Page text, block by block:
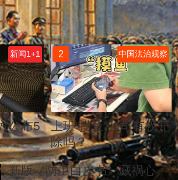
新闻1+1
公布5
2 中国法治观察
上班“摸鱼”公司有权开
除吗？
新版《防卫白皮书》藏祸心